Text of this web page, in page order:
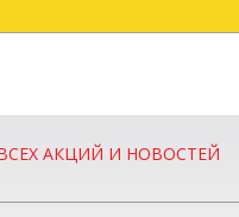
АКЦИЙ И НОВОСТЕЙ